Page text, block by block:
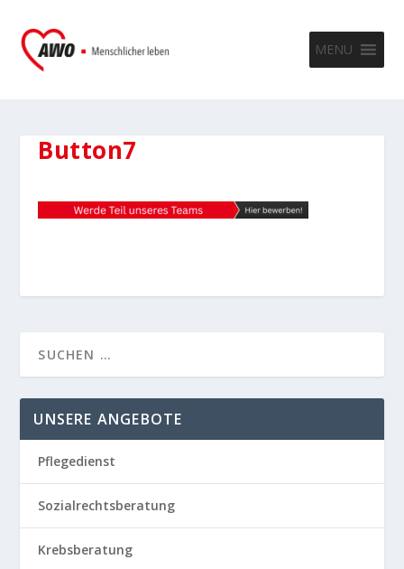
MENU
Button7
UNSERE ANGEBOTE
Pflegedienst
Sozialrechtsberatung
Krebsberatung